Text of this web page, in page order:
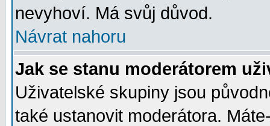
nevyhoví. Má svůj důvod.
Návrat nahoru
Jak se stanu moderátorem
Uživatelské skupiny jsou
také ustanovit moderátora.